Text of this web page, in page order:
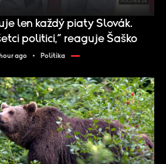
len každý piaty Slovák.
politici,“ reaguje Šaško
ago Politika